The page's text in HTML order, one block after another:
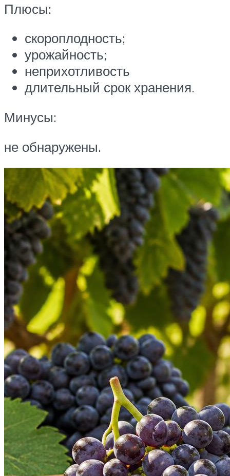
Плюсы:
скороплодность;
урожайность;
неприхотливость
длительный срок хранения.
Минусы:
не обнаружены.